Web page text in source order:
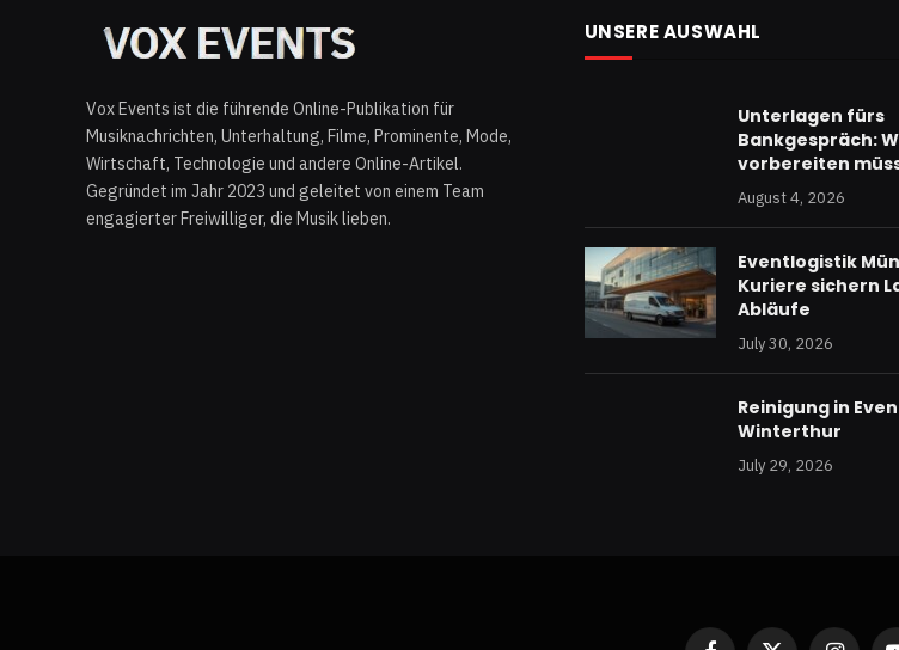
Vox Events ist die führende Online-Publikation für
Musiknachrichten, Unterhaltung, Filme, Prominente, Mode,
Wirtschaft, Technologie und andere Online-Artikel.
Gegründet im Jahr 2023 und geleitet von einem Team
engagierter Freiwilliger, die Musik lieben.
UNSERE AUSWAHL
Unterlagen fürs
Bankgespräch:
vorbereiten
August 4, 2026
Eventlogistik
Kuriere sichern
Abläufe
July 30, 2026
Reinigung in
Winterthur
July 29, 2026